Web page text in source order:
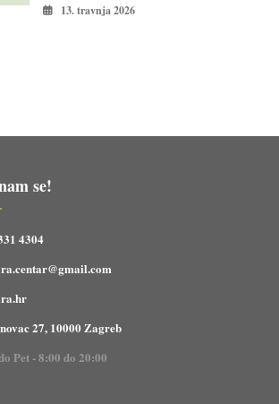
13. travnja 2026
se!
4304
27, 10000 Zagreb
Pet - 8:00 do 20:00